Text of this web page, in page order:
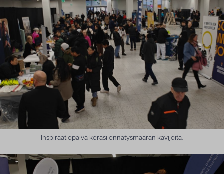
Inspiraatiopäivä keräsi ennätysmäärän kävijöitä.